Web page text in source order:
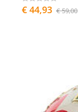
€ 44,93 € 59,00